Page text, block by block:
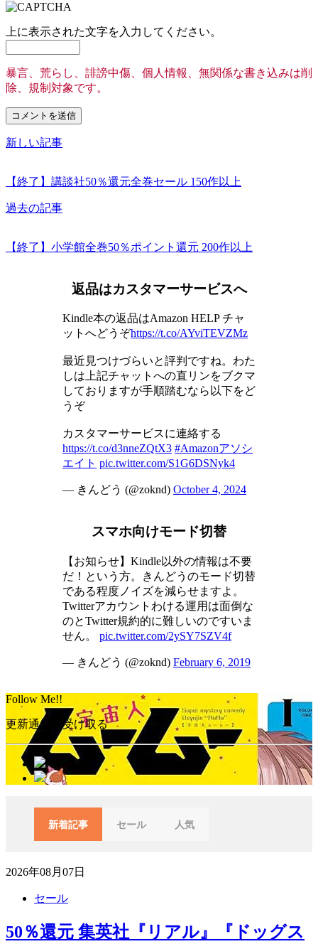
上に表示された文字を入力してください。
暴言、荒らし、誹謗中傷、個人情報、無関係な書き込みは削
除、規制対象です。
新しい記事
【終了】講談社50％還元全巻セール 150作以上
過去の記事
【終了】小学館全巻50％ポイント還元 200作以上
返品はカスタマーサービスへ
Kindle本の返品はAmazon HELP チャ
ットへどうぞhttps://t.co/AYviTEVZMz
最近見つけづらいと評判ですね。わた
しは上記チャットへの直リンをブクマ
しておりますが手順踏むなら以下をど
うぞ
カスタマーサービスに連絡する
https://t.co/d3nneZQtX3 #Amazonアソシ
エイト pic.twitter.com/S1G6DSNyk4
— きんどう (@zoknd) October 4, 2024
スマホ向けモード切替
【お知らせ】Kindle以外の情報は不要
だ！という方。きんどうのモード切替
である程度ノイズを減らせますよ。
Twitterアカウントわける運用は面倒な
のとTwitter規約的に難しいのですいま
せん。 pic.twitter.com/2ySY7SZV4f
— きんどう (@zoknd) February 6, 2019
Follow Me!!
更新通知を受け取る
新着記事 セール 人気
2026年08月07日
セール
50％還元 集英社『リアル』『ドッグス